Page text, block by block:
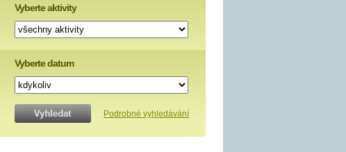
Vyberte aktivity
Vyberte datum
Podrobné vyhledávání